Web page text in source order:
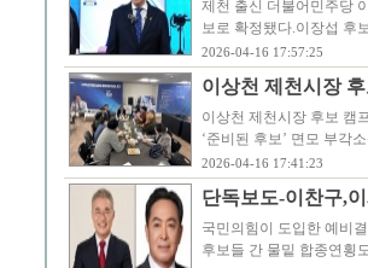
제천 출신 더불어민주당
보로 확정됐다.이장섭 후
2026-04-16 17:57:25
이상천 제천시장
이상천 제천시장 후보 캠
‘준비된 후보’ 면모 부각
2026-04-16 17:41:23
단독보도-이찬구,
국민의힘이 도입한 예비
후보들 간 물밑 합종연횡